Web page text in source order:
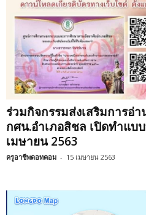
ร่วมกิจกรรมส่งเสริมการอ่
กศน.อำเภอสิชล เปิดทำแบ
เมษายน 2563
ครูอาชีพดอทคอม - 15 เมษายน 2563